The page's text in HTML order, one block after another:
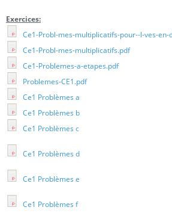
Exercices:
Ce1-Probl-mes-multiplicatifs-pour--l-ves-
Ce1-Probl-mes-multiplicatifs.pdf
Ce1-Problemes-a-etapes.pdf
Problemes-CE1.pdf
Ce1 Problèmes a
Ce1 Problèmes b
Ce1 Problèmes c
Ce1 Problèmes d
Ce1 Problèmes e
Ce1 Problèmes f